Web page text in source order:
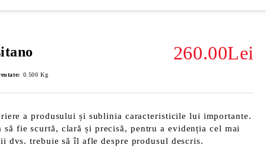
260.00Lei
0.500 Kg
a produsului și sublinia caracteristicile lui importante.
să fie scurtă, clară și precisă, pentru a evidenția cel mai
dvs. trebuie să îl afle despre produsul descris.